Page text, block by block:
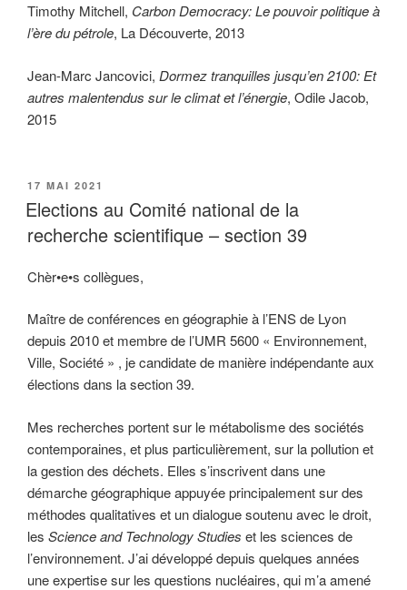
Timothy Mitchell, Carbon Democracy: Le pouvoir politique à
l’ère du pétrole, La Découverte, 2013
Jean-Marc Jancovici, Dormez tranquilles jusqu’en 2100: Et
autres malentendus sur le climat et l’énergie, Odile Jacob,
2015
PUBLIÉ
LE
17 MAI 2021
Elections au Comité national de la
recherche scientifique – section 39
Chèr•e•s collègues,
Maître de conférences en géographie à l’ENS de Lyon
depuis 2010 et membre de l’UMR 5600 « Environnement,
Ville, Société » , je candidate de manière indépendante aux
élections dans la section 39.
Mes recherches portent sur le métabolisme des sociétés
contemporaines, et plus particulièrement, sur la pollution et
la gestion des déchets. Elles s’inscrivent dans une
démarche géographique appuyée principalement sur des
méthodes qualitatives et un dialogue soutenu avec le droit,
les Science and Technology Studies et les sciences de
l’environnement. J’ai développé depuis quelques années
une expertise sur les questions nucléaires, qui m’a amené